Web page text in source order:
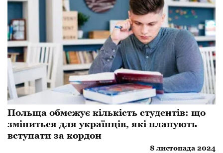
Польща обмежує кількість студентів: що
зміниться для українців, які планують
вступати за кордон
8 листопада 2024